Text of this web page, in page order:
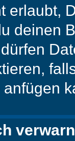
erlaubt,
deinen